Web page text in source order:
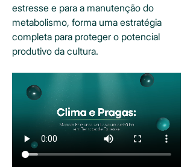
estresse e para a manutenção do
metabolismo, forma uma estratégia
completa para proteger o potencial
produtivo da cultura.